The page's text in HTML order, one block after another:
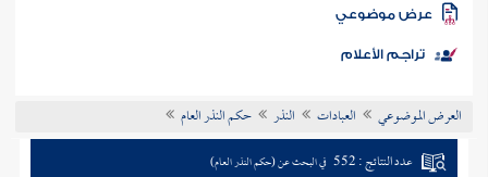
الكتب
موضوعي
تراجم الأعلام
العرض الموضوعي العبادات النذر حكم النذر العام
عدد النتائج : 552 في البحث عن (حكم النذر العام)